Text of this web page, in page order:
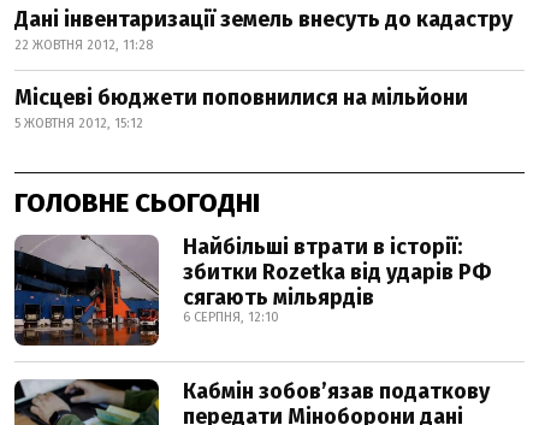
Дані інвентаризації земель внесуть до кадастру
22 ЖОВТНЯ 2012, 11:28
Місцеві бюджети поповнилися на мільйони
5 ЖОВТНЯ 2012, 15:12
ГОЛОВНЕ СЬОГОДНІ
Найбільші втрати в історії:
збитки Rozetka від ударів РФ
сягають мільярдів
6 СЕРПНЯ, 12:10
Кабмін зобовʼязав податкову
передати Міноборони дані